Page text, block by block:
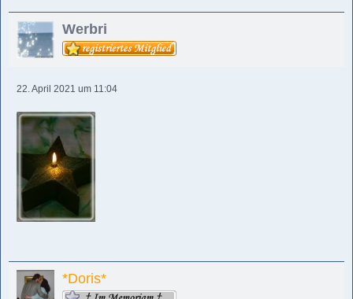
Werbri
22. April 2021 um 11:04
*Doris*